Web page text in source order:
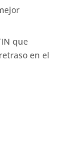
que
en el